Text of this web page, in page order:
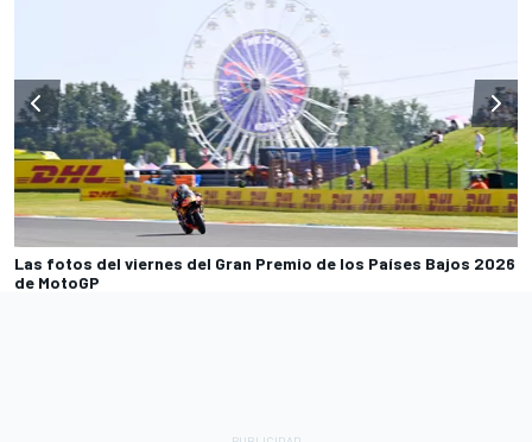
Las fotos del viernes del Gran Premio de los Países Bajos 2026
de MotoGP